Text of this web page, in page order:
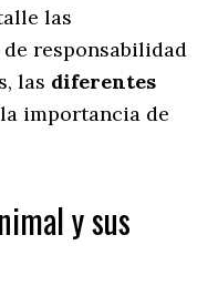
las
responsabilidad
las diferentes
importancia de
y sus